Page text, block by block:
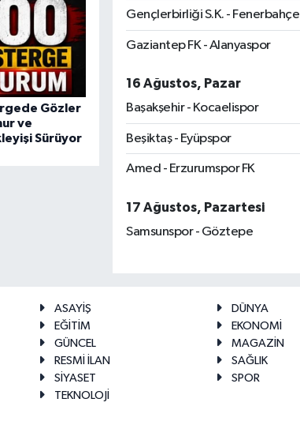
Gözler
ve
Sürüyor
Gençlerbirliği S.K. - Fenerbahçe
Gaziantep FK - Alanyaspor
16 Ağustos, Pazar
Başakşehir - Kocaelispor
Beşiktaş - Eyüpspor
Amed - Erzurumspor FK
17 Ağustos, Pazartesi
Samsunspor - Göztepe
ASAYİŞ
DÜNYA
EĞİTİM
EKONOMİ
GÜNCEL
MAGAZİN
RESMİ İLAN
SAĞLIK
SİYASET
SPOR
TEKNOLOJİ